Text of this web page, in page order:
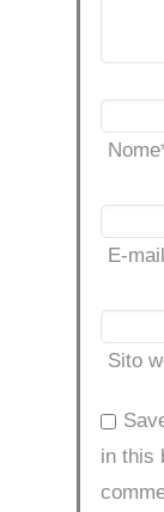
Nome
E-mail
Sito
in this